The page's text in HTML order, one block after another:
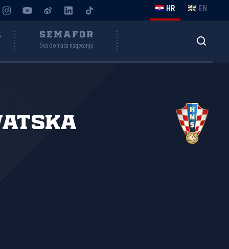
HR EN
SEMAFOR
Sva domaća natjecanja